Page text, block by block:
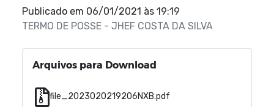
Publicado em 06/01/2021 às 19:19
TERMO DE POSSE - JHEF COSTA DA SILVA
Arquivos para Download
file_2023020219206NXB.pdf